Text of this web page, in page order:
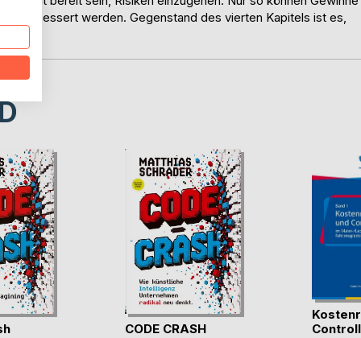
verbessert werden. Gegenstand des vierten Kapitels ist es,
CODE CRASH